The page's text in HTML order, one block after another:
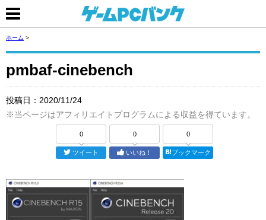
ホーム >
pmbaf-cinebench
投稿日： 2020/11/24
※当ページはアフィリエイトプログラムによる収益を得ています。
0
ツイート
0
いいね！
0
ブックマーク